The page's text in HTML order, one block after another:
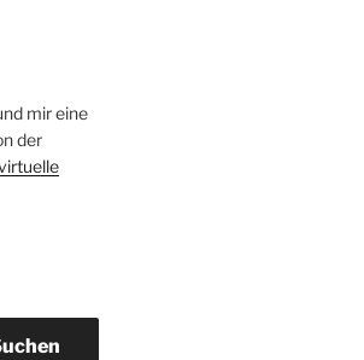
mir eine
der